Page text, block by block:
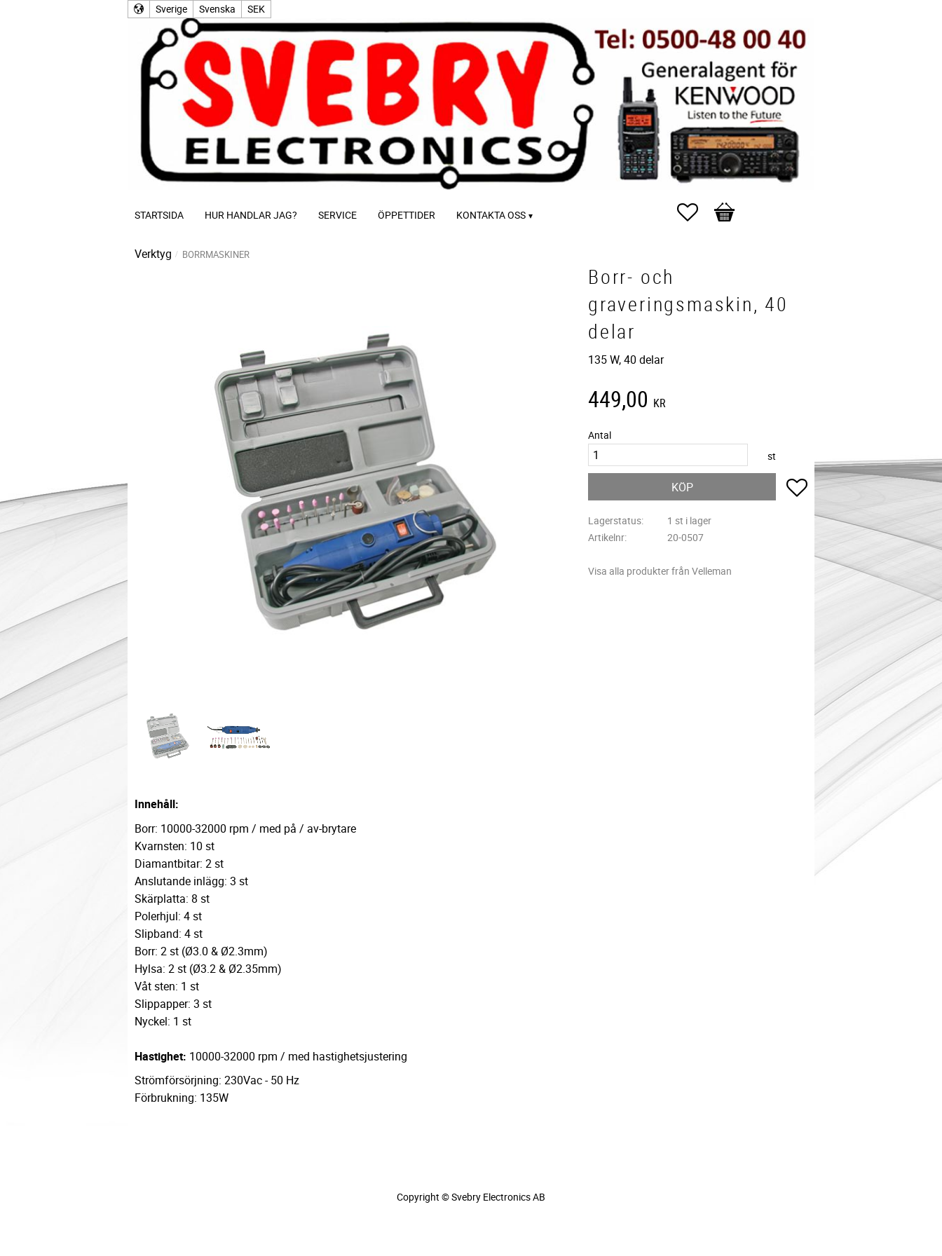
Sverige Svenska SEK
STARTSIDA HUR HANDLAR JAG? SERVICE ÖPPETTIDER KONTAKTA OSS Favoriter
Kundvagn
Verktyg BORRMASKINER
Borr- och
graveringsmaskin, 40
delar
135 W, 40 delar
449,00 KR
Antal
st
KÖP Lägg till i favoriter
Lagerstatus
1 st i lager
Artikelnr
20-0507
Visa alla produkter från Velleman
Innehåll:
Borr: 10000-32000 rpm / med på / av-brytare
Kvarnsten: 10 st
Diamantbitar: 2 st
Anslutande inlägg: 3 st
Skärplatta: 8 st
Polerhjul: 4 st
Slipband: 4 st
Borr: 2 st (Ø3.0 & Ø2.3mm)
Hylsa: 2 st (Ø3.2 & Ø2.35mm)
Våt sten: 1 st
Slippapper: 3 st
Nyckel: 1 st
Hastighet: 10000-32000 rpm / med hastighetsjustering
Strömförsörjning: 230Vac - 50 Hz
Förbrukning: 135W
Copyright © Svebry Electronics AB